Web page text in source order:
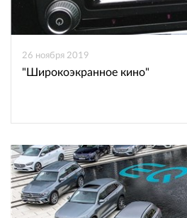
26 ноября 2019
"Широкоэкранное кино"